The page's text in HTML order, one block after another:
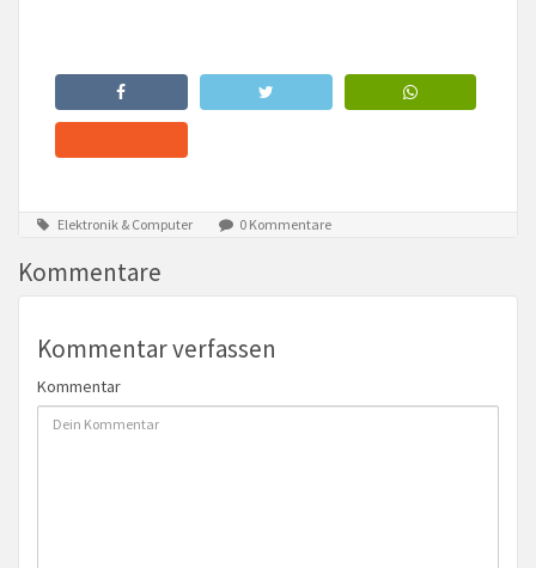
Elektronik & Computer 0 Kommentare
Kommentare
Kommentar verfassen
Kommentar